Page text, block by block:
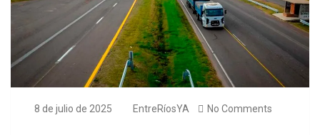
8 de julio de 2025 EntreRíosYA No Comments